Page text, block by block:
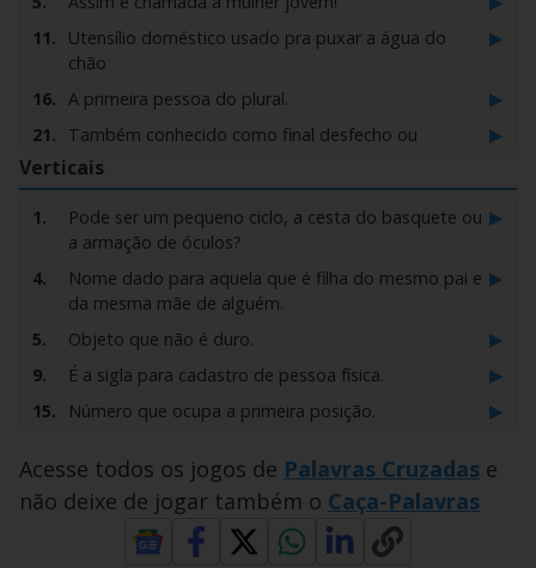
11.
Utensílio doméstico usado pra puxar a água do
chão
▶
16. A primeira pessoa do plural. ▶
21.
Também conhecido como final desfecho ou
contrário de início.
▶
24. Bastão revestido de borracha geralmente usado
por policiais.
▶
Cidade do estado de são paulo, famosa pelos seus
objetos em tamanhos exagerados?
Na Havan todo mundo pode encontrar um montão
deles e descobrir o ideal para o estilo de cada mãe
(Patrocinado)
46.
No icônico livro "O Senhor dos Anéis", Gandalf ficou
conhecido como o guardião deste objeto.
▶
49.
Assim é conhecido o atleta que pratica algum tipo
de luta.
▶
Uma forma popular de dizer dinheiro.
O tempo livre para descansar e curtir com algum
Verticais
1.
Pode ser um pequeno ciclo, a cesta do basquete ou
a armação de óculos?
▶
4.
Nome dado para aquela que é filha do mesmo pai e
da mesma mãe de alguém.
▶
5. Objeto que não é duro. ▶
9. É a sigla para cadastro de pessoa física. ▶
15. Número que ocupa a primeira posição. ▶
do mundo.
20. A famosa palavra da internet que todos usam nas
redes, chamada no livro o gene egoísta de richard
Acesse todos os jogos de Palavras Cruzadas e
não deixe de jogar também o Caça-Palavras